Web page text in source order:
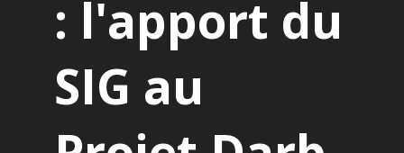
: l'apport du
SIG au